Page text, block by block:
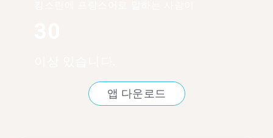
앱 다운로드